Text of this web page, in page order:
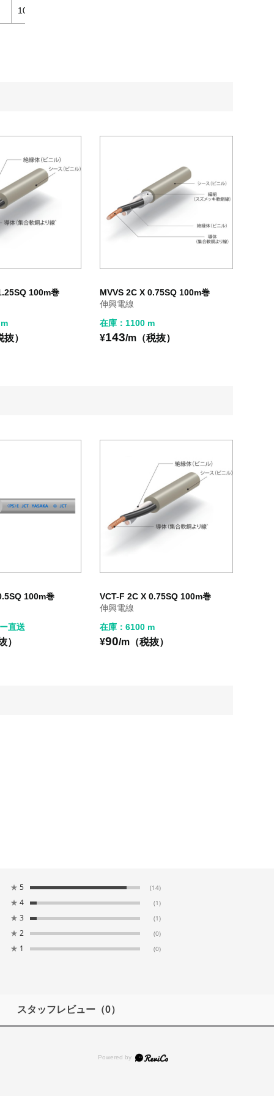
1000
100m巻
）
MVVS 2C X 0.75SQ 100m巻
伸興電線
在庫：1100 m
¥143/m（税抜）
100m巻
直送
）
VCT-F 2C X 0.75SQ 100m巻
伸興電線
在庫：6100 m
¥90/m（税抜）
★ 5 (14)
★ 4 (1)
★ 3 (1)
★ 2 (0)
★ 1 (0)
スタッフレビュー（0）